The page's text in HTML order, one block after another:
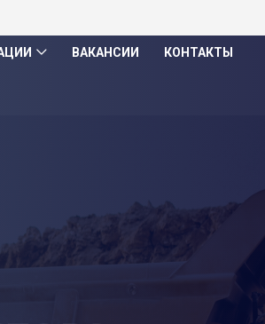
ВАКАНСИИ КОНТАКТЫ